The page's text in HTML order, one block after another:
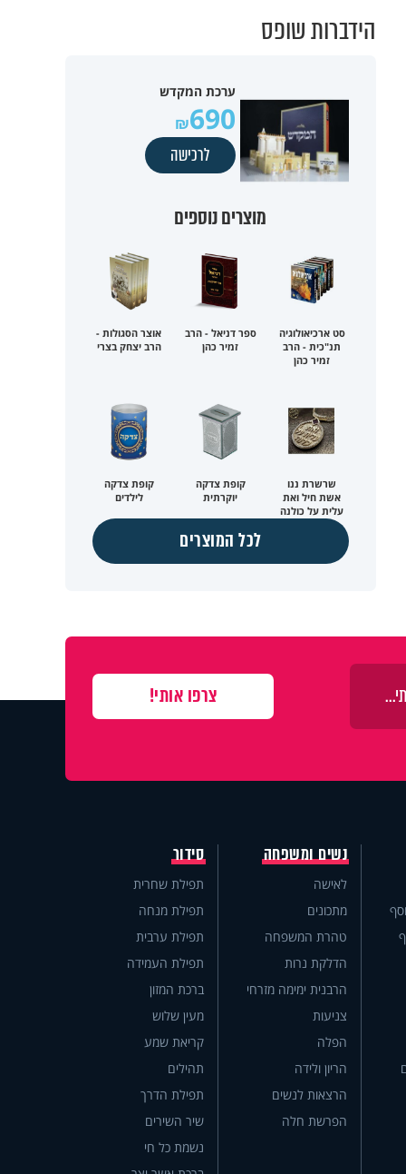
הידברות שופס
ערכת המקדש
690
לרכישה
מוצרים נוספים
סט ארכיאולוגיה
תנ"כית - הרב
זמיר כהן
ספר דניאל - הרב
זמיר כהן
אוצר הסגולות -
הרב יצחק בצרי
שרשרת ננו
אשת חיל ואת
עלית על כולנה
קופת צדקה
יוקרתית
קופת צדקה
לילדים
לכל המוצרים
נשים ומשפחה
לאישה
מתכונים
טהרת המשפחה
הדלקת נרות
הרבנית ימימה מזרחי
צניעות
הפלה
הריון ולידה
הרצאות לנשים
הפרשת חלה
סידור
תפילת שחרית
תפילת מנחה
תפילת ערבית
תפילת העמידה
ברכת המזון
מעין שלוש
קריאת שמע
תהילים
תפילת הדרך
שיר השירים
נשמת כל חי